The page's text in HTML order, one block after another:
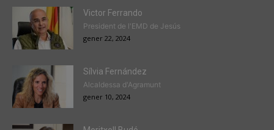
Victor Ferrando
President de l'EMD de Jesús
gener 22, 2024
Sílvia Fernández
Alcaldessa d'Agramunt
gener 10, 2024